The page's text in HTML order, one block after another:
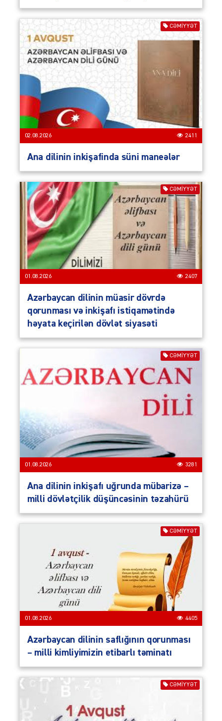
CƏMIYYƏT
02.08.2026 2411
Ana dilinin inkişafinda süni maneələr
CƏMIYYƏT
01.08.2026 2407
Azərbaycan dilinin müasir dövrdə
qorunması və inkişafı istiqamətində
həyata keçirilən dövlət siyasəti
CƏMIYYƏT
01.08.2026 3281
Ana dilinin inkişafı uğrunda mübarizə –
milli dövlətçilik düşüncəsinin təzahürü
CƏMIYYƏT
01.08.2026 4405
Azərbaycan dilinin saflığının qorunması
– milli kimliyimizin etibarlı təminatı
CƏMIYYƏT